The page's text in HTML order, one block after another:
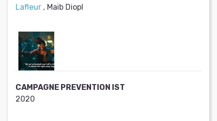
Lafleur , Maib Diopl
CAMPAGNE PREVENTION IST
2020